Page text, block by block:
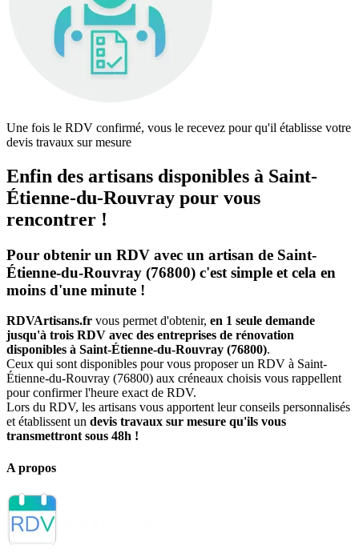
Une fois le RDV confirmé, vous le recevez pour qu'il établisse votre
devis travaux sur mesure
Enfin des artisans disponibles à Saint-
Étienne-du-Rouvray pour vous
rencontrer !
Pour obtenir un RDV avec un artisan de Saint-
Étienne-du-Rouvray (76800) c'est simple et cela en
moins d'une minute !
RDVArtisans.fr vous permet d'obtenir, en 1 seule demande
jusqu'à trois RDV avec des entreprises de rénovation
disponibles à Saint-Étienne-du-Rouvray (76800).
Ceux qui sont disponibles pour vous proposer un RDV à Saint-
Étienne-du-Rouvray (76800) aux créneaux choisis vous rappellent
pour confirmer l'heure exact de RDV.
Lors du RDV, les artisans vous apportent leur conseils personnalisés
et établissent un devis travaux sur mesure qu'ils vous
transmettront sous 48h !
A propos